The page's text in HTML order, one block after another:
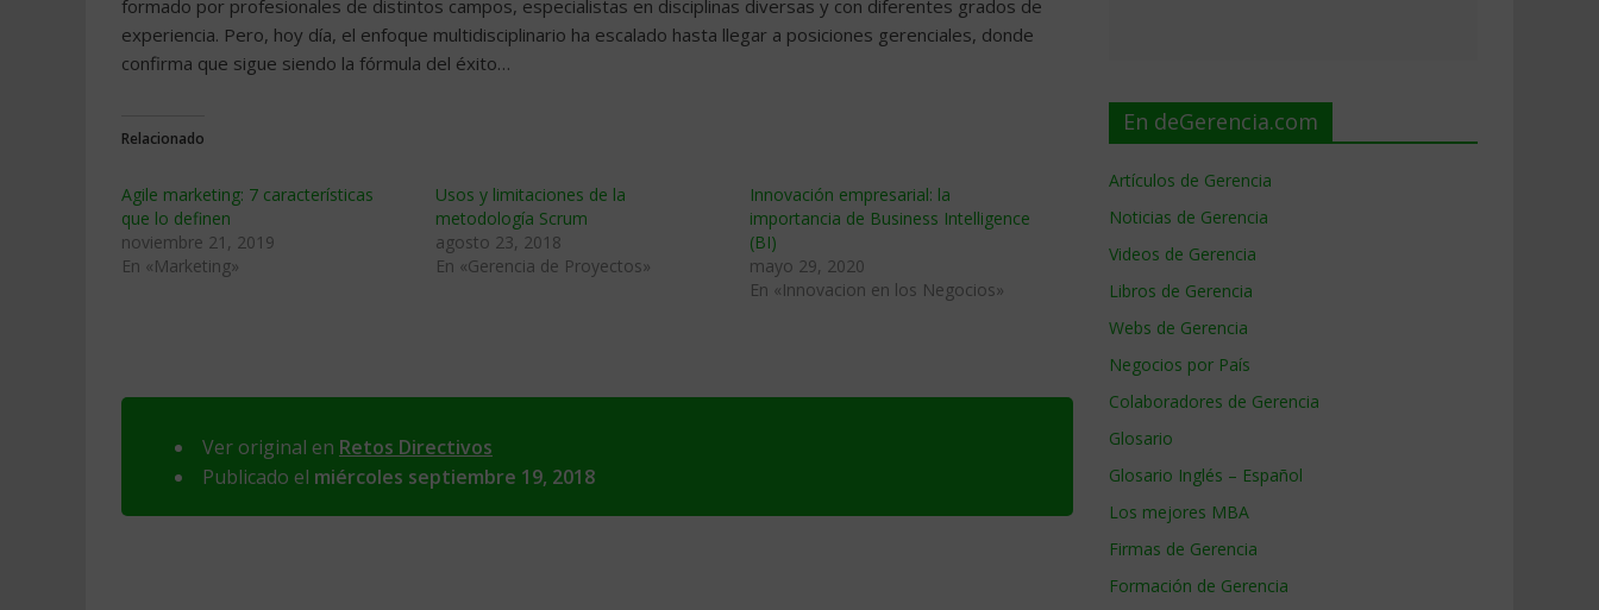
formado por profesionales de distintos campos, especialistas en disciplinas diversas y con diferentes grados de
experiencia. Pero, hoy día, el enfoque multidisciplinario ha escalado hasta llegar a posiciones gerenciales, donde
confirma que sigue siendo la fórmula del éxito…
Relacionado
Agile marketing: 7 características
que lo definen
noviembre 21, 2019
En «Marketing»
Usos y limitaciones de la
metodología Scrum
agosto 23, 2018
En «Gerencia de Proyectos»
Innovación empresarial: la
importancia de Business Intelligence
(BI)
mayo 29, 2020
En «Innovacion en los Negocios»
Ver original en Retos Directivos
Publicado el miércoles septiembre 19, 2018
En deGerencia.com
Artículos de Gerencia
Noticias de Gerencia
Videos de Gerencia
Libros de Gerencia
Webs de Gerencia
Negocios por País
Colaboradores de Gerencia
Glosario
Glosario Inglés – Español
Los mejores MBA
Firmas de Gerencia
Formación de Gerencia